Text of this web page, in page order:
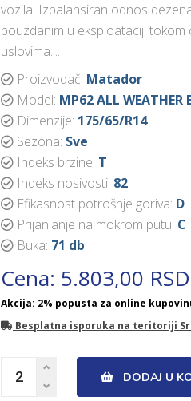
vozila. Izbalansiran odnos
pouzdanim u eksploataciji tokom
uslovima....
Proizvodač: Matador
Model: MP62 ALL WEATHER
Dimenzije: 175/65/R14
Sezona: Sve
Indeks brzine: T
Indeks nosivosti: 82
Efikasnost potrošnje goriva: D
Prijanjanje na mokrom putu: C
Buka: 71 db
Cena: 5.803,00 RSD
Akcija: 2% popusta za online
Besplatna isporuka na teritoriji
DODAJ U